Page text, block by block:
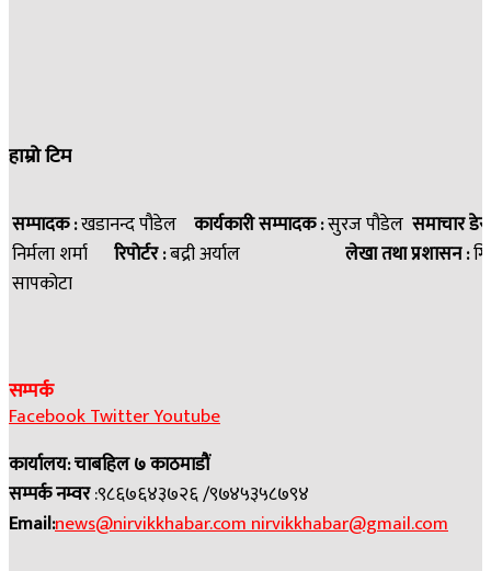
हाम्रो टिम
सम्पादक :खडानन्द पौडेल कार्यकारी सम्पादक :सुरज पौडेल समाचार
निर्मला शर्मा रिपोर्टर :बद्री अर्याल लेखा तथा प्रशासन :
सापकोटा
सम्पर्क
FacebookTwitterYoutube
कार्यालय: चाबहिल ७ काठमाडौं
सम्पर्क नम्वर:९८६७६४३७२६ /९७४५३५८७९४
Email:news@nirvikkhabar.comnirvikkhabar@gmail.com